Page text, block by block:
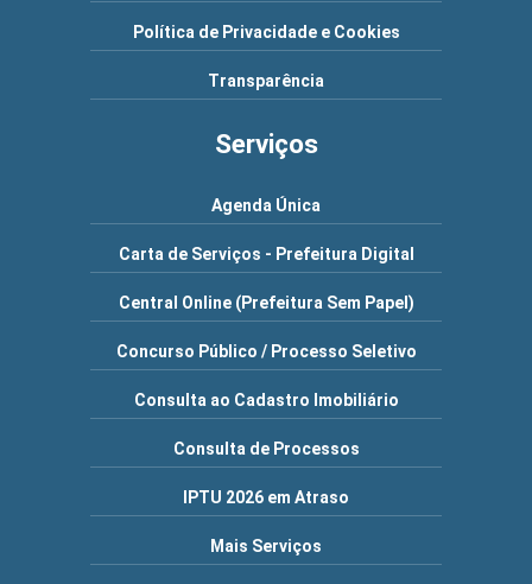
Política de Privacidade e Cookies
Transparência
Serviços
Agenda Única
Carta de Serviços - Prefeitura Digital
Central Online (Prefeitura Sem Papel)
Concurso Público / Processo Seletivo
Consulta ao Cadastro Imobiliário
Consulta de Processos
IPTU 2026 em Atraso
Mais Serviços